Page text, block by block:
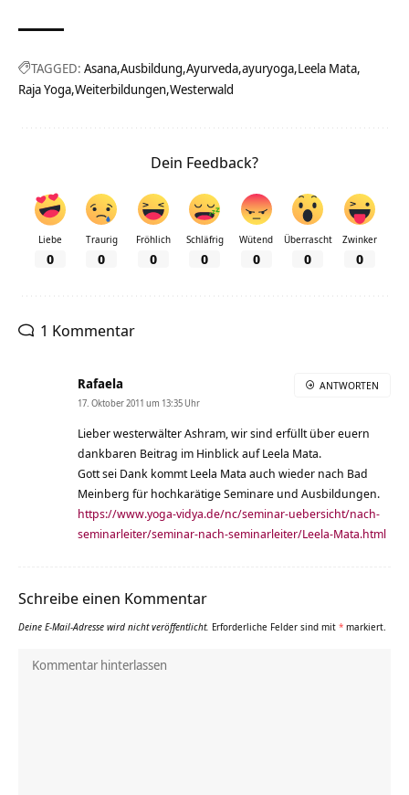
TAGGED: Asana Ausbildung Ayurveda ayuryoga Leela Mata
Raja Yoga Weiterbildungen Westerwald
Dein Feedback?
Liebe
0
Traurig
0
Fröhlich
0
Schläfrig
0
Wütend
0
Überrascht
0
Zwinker
0
1 Kommentar
Rafaela
17. Oktober 2011 um 13:35 Uhr
Lieber westerwälter Ashram, wir sind erfüllt über euern
dankbaren Beitrag im Hinblick auf Leela Mata.
Gott sei Dank kommt Leela Mata auch wieder nach Bad
Meinberg für hochkarätige Seminare und Ausbildungen.
https://www.yoga-vidya.de/nc/seminar-uebersicht/nach-
seminarleiter/seminar-nach-seminarleiter/Leela-Mata.html
ANTWORTEN
Schreibe einen Kommentar
Deine E-Mail-Adresse wird nicht veröffentlicht. Erforderliche Felder sind mit * markiert.